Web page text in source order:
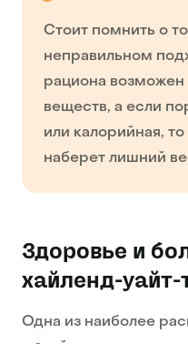
Стоит помнить о
неправильном
рациона возможен
веществ, а если
или калорийная,
наберет лишний
Здоровье и
хайленд-уайт-
Одна из наиболее